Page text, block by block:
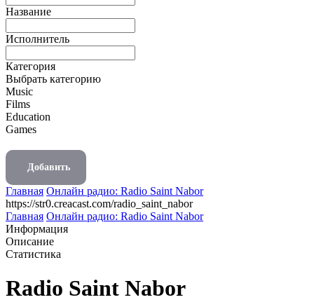
Название
Исполнитель
Категория
Выбрать категорию
Music
Films
Education
Games
Добавить
Главная Онлайн радио: Radio Saint Nabor
https://str0.creacast.com/radio_saint_nabor
Главная Онлайн радио: Radio Saint Nabor
Информация
Описание
Статистика
Radio Saint Nabor